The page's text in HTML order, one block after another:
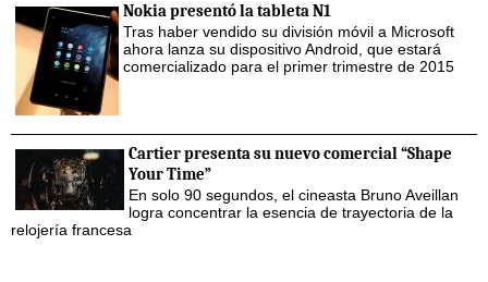
Nokia presentó la tableta N1
Tras haber vendido su división móvil a Microsoft
ahora lanza su dispositivo Android, que estará
comercializado para el primer trimestre de 2015
Cartier presenta su nuevo comercial “Shape
Your Time”
En solo 90 segundos, el cineasta Bruno Aveillan
logra concentrar la esencia de trayectoria de la
relojería francesa